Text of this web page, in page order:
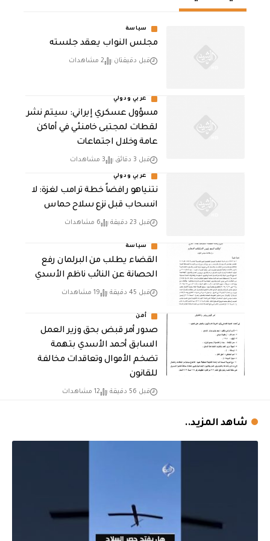
سياسة
مجلس النواب يعقد جلسته
قبل دقيقتان 2 مشاهدات
عربي ودولي
مسؤول عسكري إيراني: سيتم نشر
لقطات لمجتبى خامنئي في أماكن
عامة وخلال اجتماعات
قبل 3 دقائق 3 مشاهدات
عربي ودولي
نتنياهو رافضاً خطة ترامب لغزة: لا
انسحاب قبل نزع سلاح حماس
قبل 23 دقيقة 6 مشاهدات
سياسة
القضاء يطلب من البرلمان رفع
الحصانة عن النائب ناظم الأسدي
قبل 45 دقيقة 19 مشاهدات
أمن
صدور أمر قبض بحق وزير العمل
السابق أحمد الأسدي بتهمة
تضخم الأموال وتعاقدات مخالفة
للقانون
قبل 56 دقيقة 12 مشاهدات
شاهد المزيد..